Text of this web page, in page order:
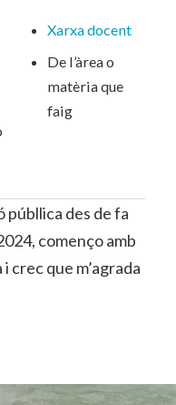
Xarxa docent
De l’àrea o
matèria que
faig
públlica des de fa
començo amb
crec que m’agrada